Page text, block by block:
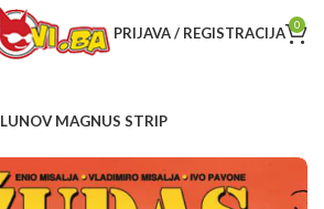
PRIJAVA / REGISTRACIJA 0
LUNOV MAGNUS STRIP